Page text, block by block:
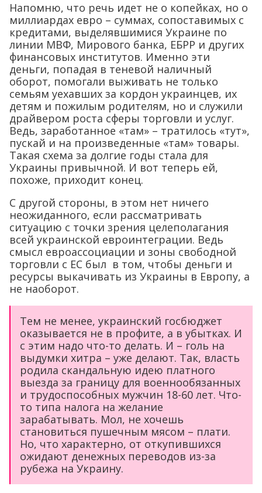
Напомню, что речь идет не о копейках, но о
миллиардах евро – суммах, сопоставимых с
кредитами, выделявшимися Украине по
линии МВФ, Мирового банка, ЕБРР и других
финансовых институтов. Именно эти
деньги, попадая в теневой наличный
оборот, помогали выживать не только
семьям уехавших за кордон украинцев, их
детям и пожилым родителям, но и служили
драйвером роста сферы торговли и услуг.
Ведь, заработанное «там» – тратилось «тут»,
пускай и на произведенные «там» товары.
Такая схема за долгие годы стала для
Украины привычной. И вот теперь ей,
похоже, приходит конец.
С другой стороны, в этом нет ничего
неожиданного, если рассматривать
ситуацию с точки зрения целеполагания
всей украинской евроинтеграции. Ведь
смысл евроассоциации и зоны свободной
торговли с ЕС был в том, чтобы деньги и
ресурсы выкачивать из Украины в Европу, а
не наоборот.
Тем не менее, украинский госбюджет
оказывается не в профите, а в убытках. И
с этим надо что-то делать. И – голь на
выдумки хитра – уже делают. Так, власть
родила скандальную идею платного
выезда за границу для военнообязанных
и трудоспособных мужчин 18-60 лет. Что-
то типа налога на желание
зарабатывать. Мол, не хочешь
становиться пушечным мясом – плати.
Но, что характерно, от откупившихся
ожидают денежных переводов из-за
рубежа на Украину.